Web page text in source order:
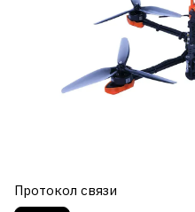
Протокол связи